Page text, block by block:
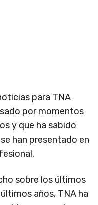
para TNA
por momentos
y que ha sabido
han presentado en
sobre los últimos
años, TNA ha